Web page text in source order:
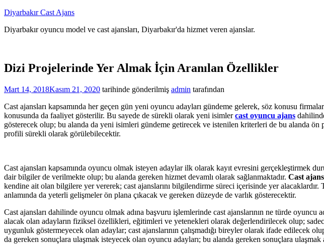
İçeriğe
Diyarbakır Cast Ajans
Diyarbakır oyuncu model ve cast ajansları, Diyarbakır'da hizmet veren ajanslar.
Dizi Projelerinde Yer Almak İçin Aranılan Özellikler
Mart 14, 2018Kasım 21, 2020 tarihinde gönderilmiş admin tarafından
Cast ajansları kapsamında her geçen gün yeni oyuncu adayları gündeme gelerek, söz konusu
konusunda da faaliyet gösterilir. Bu sayede de sürekli olarak yeni isimlercast oyuncu ajans
gösterecek olup; bu alanda da yeni isimleri gündeme getirecek ve istenilen kriterleri de bu alanda
profili sürekli olarak görülebilecektir.
Cast ajansları kapsamında oyuncu olmak isteyen adaylar ilk olarak kayıt evresini gerçekleştirmek
dair bilgiler de verilmekte olup; bu alanda gereken hizmet devamlı olarak sağlanmaktadır. Cast
kendine ait olan bilgilere yer vererek; cast ajanslarını bilgilendirme süreci içerisinde yer
anlamında da yeterli gelişmeler ön plana çıkacak ve gereken düzeyde de varlık gösterecektir.
Cast ajansları dahilinde oyuncu olmak adına başvuru işlemlerinde cast ajanslarının ne türde
alacak olan adayların fiziksel özellikleri, eğitimleri ve yetenekleri olarak değerlendirilecek olup;
uygunluk göstermeyecek olan adaylar; cast ajanslarının çalışmadığı bireyler olarak ifade edilecek
da gereken sonuçlara ulaşmak isteyecek olan oyuncu adayları; bu alanda gereken sonuçlara